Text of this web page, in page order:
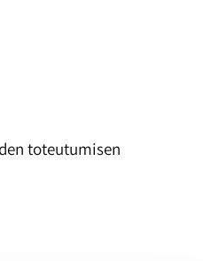
toteutumisen